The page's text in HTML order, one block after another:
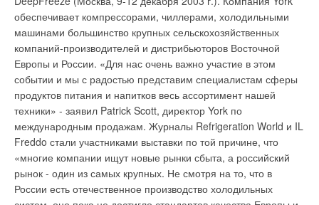
обеспечивает компрессорами, чиллерами, холодильными
машинами большинство крупных сельскохозяйственных
компаний-производителей и дистрибьюторов Восточной
Европы и России. «Для нас очень важно участие в этом
событии и мы с радостью представим специалистам сферы
продуктов питания и напитков весь ассортимент нашей
техники» - заявил Patrick Scott, директор York по
международным продажам. Журналы Refrigeration World и IL
Freddo стали участниками выставки по той причине, что
«многие компании ищут новые рынки сбыта, а российский
рынок - один из самых крупных. Не смотря на то, что в
России есть отечественное производство холодильных
антивандальный вариант заменяются только нижнее звено и
так называемый отлив, то есть те части водостока, которые
быстрее всего приходят в негодность. Поэтапная установка
антивандальных труб идет во всех районах Петербурга и в
пригороде.Источник: АРН "REGIONS.RU"
Уведомления отключены
Комментарии
Цветочные горшки на балконах также должны быть
одинаковой формы и цвета - чтобы не портить
архитектурный облик здания. Правила запрещают
собственникам и нанимателям жилья заниматься
переоборудованием и перепланировкой квартир без
разрешения ЖЭКа, Межведомственной комиссии и
Жилищной инспекции. Без этого нельзя ни установить
электроплиту взамен газовой, ни перенести нагревательные
сантехнические или газовые приборы, ни устраивать новые
или переоборудовать существующие туалеты и ванные
комнаты, ни прокладывать или заменять электрические сети
для установки душевых кабин, джакузи, стиральных машин